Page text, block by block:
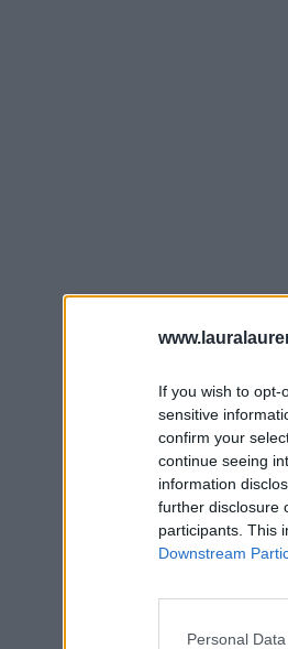
If you wish to
sensitive
confirm your
continue seeing
information
further disclosure
participants. This
Downstream
Personal